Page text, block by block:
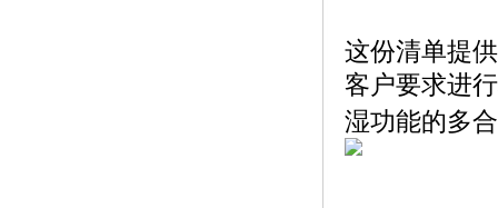
这份清单提
客户要求进
湿功能的多